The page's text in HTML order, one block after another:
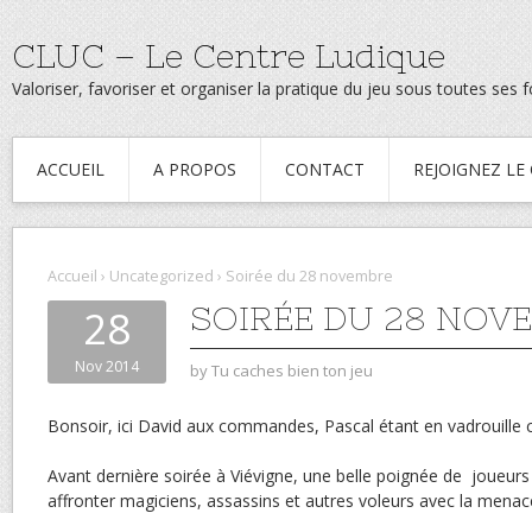
CLUC – Le Centre Ludique
Valoriser, favoriser et organiser la pratique du jeu sous toutes
ACCUEIL A PROPOS CONTACT REJOIGNEZ
Accueil › Uncategorized › Soirée du 28 novembre
28
Nov 2014
SOIRÉE DU 28
byTu caches bien ton jeu
Bonsoir, ici David aux commandes, Pascal étant en vadrouille
Avant dernière soirée à Viévigne, une belle poignée de
affronter magiciens, assassins et autres voleurs avec la